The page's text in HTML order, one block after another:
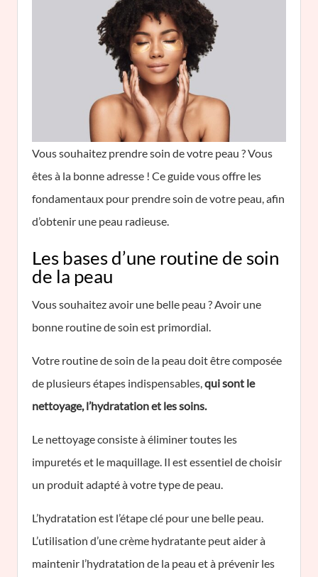
Vous souhaitez prendre soin de votre peau ? Vous
êtes à la bonne adresse ! Ce guide vous offre les
fondamentaux pour prendre soin de votre peau, afin
d’obtenir une peau radieuse.
Les bases d’une routine de soin
de la peau
Vous souhaitez avoir une belle peau ? Avoir une
bonne routine de soin est primordial.
Votre routine de soin de la peau doit être composée
de plusieurs étapes indispensables,qui sont le
nettoyage, l’hydratation et les soins.
Le nettoyage consiste à éliminer toutes les
impuretés et le maquillage. Il est essentiel de choisir
un produit adapté à votre type de peau.
L’hydratation est l’étape clé pour une belle peau.
L’utilisation d’une crème hydratante peut aider à
maintenir l’hydratation de la peau et à prévenir les